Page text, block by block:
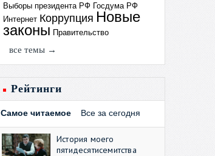
Выборы президента РФ Госдума РФ
Интернет Коррупция Новые
законы Правительство
все темы →
Рейтинги
Самое читаемое Все за сегодня
История моего
пятидесятисемитства